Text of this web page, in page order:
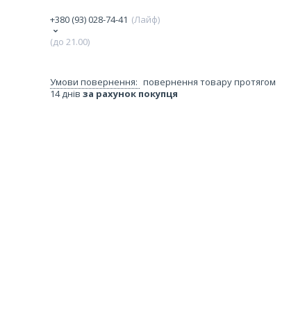
+380 (93) 028-74-41
Лайф
(до 21.00)
повернення товару протягом
14 днів за рахунок покупця